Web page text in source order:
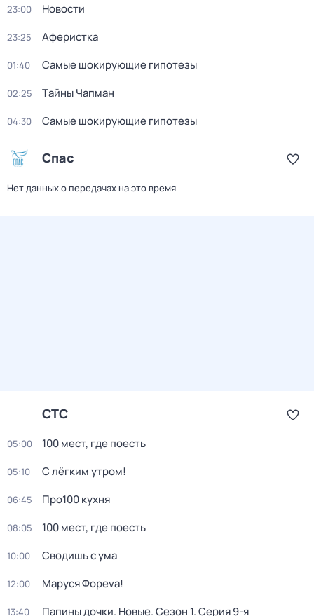
23:00 Новости
23:25 Аферистка
01:40 Самые шoкиpующие гипотезы
02:25 Тaйны Чапман
04:30 Самые шoкиpующие гипотезы
Спас
Нет данных о передачах на это время
СТС
05:00 100 мест, где поесть
05:10 С лёгким утром!
06:45 Про100 кухня
08:05 100 мест, где поесть
10:00 Сводишь с ума
12:00 Маруся Фореva!
13:40 Папины дочки. Новые. Сезон 1. Серия 9-я